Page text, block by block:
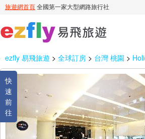
ezfly 易飛旅遊 > 全球訂房 > 台灣 桃園 >
快
速
前
往